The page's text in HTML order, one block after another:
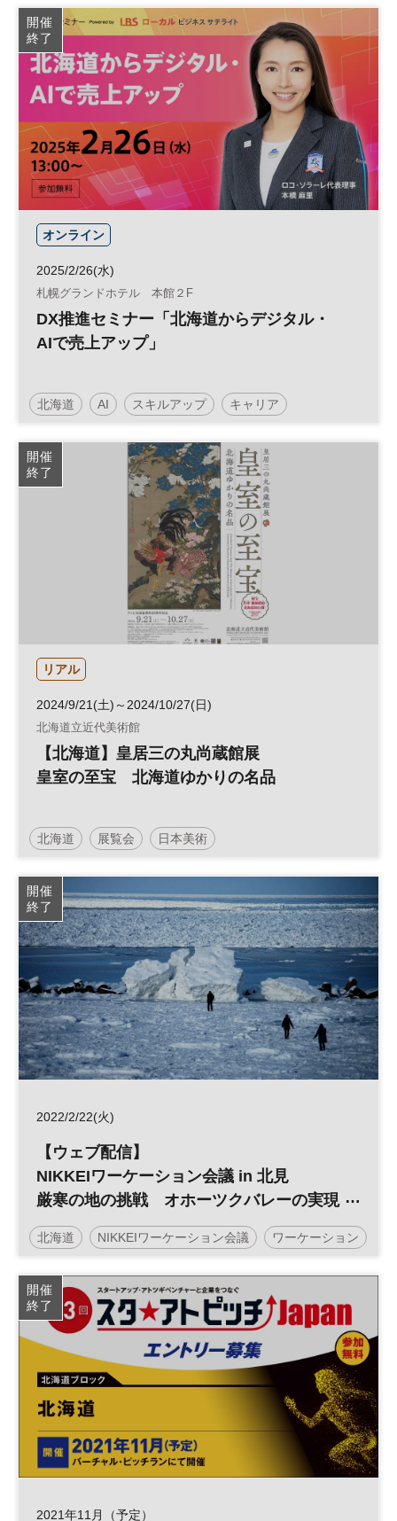
参加無料
開催
終了
オンライン
2025/2/26(水)
札幌グランドホテル 本館２F
DX推進セミナー「北海道からデジタル・
AIで売上アップ」
北海道 AI スキルアップ キャリア
生産性向上 デジタル データ DX
参加無料
開催
終了
リアル
2024/9/21(土)～2024/10/27(日)
北海道立近代美術館
【北海道】皇居三の丸尚蔵館展
皇室の至宝 北海道ゆかりの名品
北海道 展覧会 日本美術
開催
終了
2022/2/22(火)
【ウェブ配信】
NIKKEIワーケーション会議 in 北見
厳寒の地の挑戦 オホーツクバレーの実現
に向けて
北海道 NIKKEIワーケーション会議 ワーケーション
人材育成
参加無料
開催
終了
2021年11月（予定）